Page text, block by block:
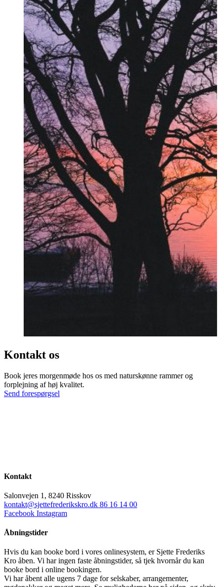
Kontakt os
Book jeres morgenmøde hos os med naturskønne rammer og
forplejning af høj kvalitet.
Send forespørgsel
Kontakt
Salonvejen 1, 8240 Risskov
kontakt@sjettefrederikskro.dk 86 16 14 00
Facebook Instagram
Åbningstider
Hvis du kan booke bord i vores onlinesystem, er Sjette Frederiks
Kro åben. Vi har ingen faste åbningstider, så tjek hvornår du kan
booke bord i online bookingen.
Vi har åbent alle ugens 7 dage for selskaber, arrangementer,